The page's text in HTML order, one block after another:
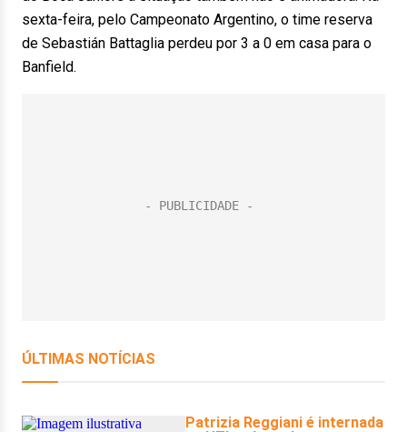
sexta-feira, pelo Campeonato Argentino, o time reserva
de Sebastián Battaglia perdeu por 3 a 0 em casa para o
Banfield.